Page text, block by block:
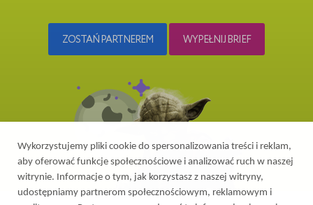
ZOSTAŃ PARTNEREM WYPEŁNIJ BRIEF
Wykorzystujemy pliki cookie do spersonalizowania treści i reklam,
aby oferować funkcje społecznościowe i analizować ruch w naszej
witrynie. Informacje o tym, jak korzystasz z naszej witryny,
udostępniamy partnerom społecznościowym, reklamowym i